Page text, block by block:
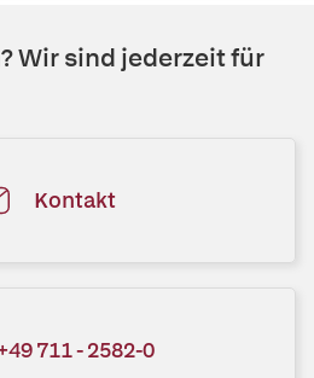
Wir sind jederzeit für
Kontakt
711 - 2582-0